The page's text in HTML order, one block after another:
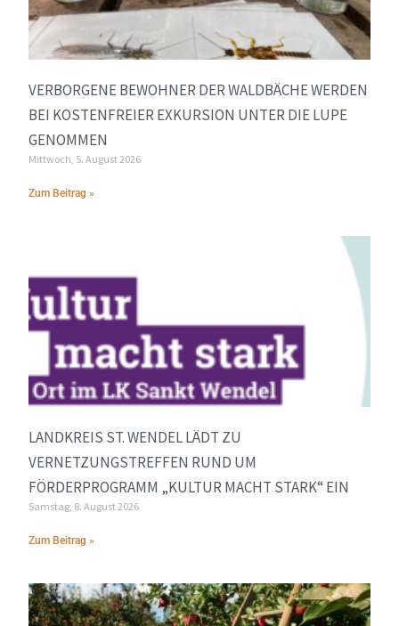
VERBORGENE BEWOHNER DER WALDBÄCHE WERDEN
BEI KOSTENFREIER EXKURSION UNTER DIE LUPE
GENOMMEN
Mittwoch, 5. August 2026
Zum Beitrag »
LANDKREIS ST. WENDEL LÄDT ZU
VERNETZUNGSTREFFEN RUND UM
FÖRDERPROGRAMM „KULTUR MACHT STARK“ EIN
Samstag, 8. August 2026
Zum Beitrag »